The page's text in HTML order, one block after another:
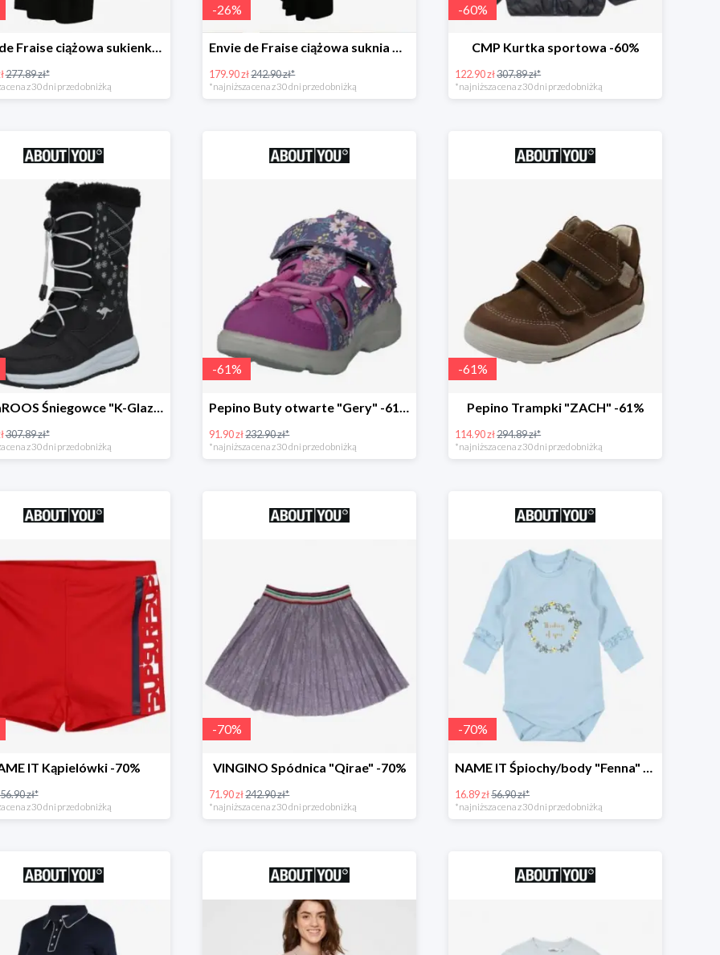
Envie de Fraise ciążowa sukienka 'Madeleine' -50%
277.89 zł*
cena z 30 dni przed obniżką
-26%
Envie de Fraise ciążowa suknia wieczorowa 'Lucille' -26%
179.90 zł242.90 zł*
*najniższa cena z 30 dni przed obniżką
-60%
CMP Kurtka sportowa -60%
122.90 zł307.89 zł*
*najniższa cena z 30 dni przed obniżką
KangaROOS Śniegowce "K-Glaze RTX -60%
307.89 zł*
cena z 30 dni przed obniżką
-61%
Pepino Buty otwarte "Gery" -61%
91.90 zł232.90 zł*
*najniższa cena z 30 dni przed obniżką
-61%
Pepino Trampki "ZACH" -61%
114.90 zł294.89 zł*
*najniższa cena z 30 dni przed obniżką
IT Kąpielówki -70%
56.90 zł*
cena z 30 dni przed obniżką
-70%
VINGINO Spódnica "Qirae" -70%
71.90 zł242.90 zł*
*najniższa cena z 30 dni przed obniżką
-70%
NAME IT Śpiochy/body "Fenna" -70%
16.89 zł56.90 zł*
*najniższa cena z 30 dni przed obniżką